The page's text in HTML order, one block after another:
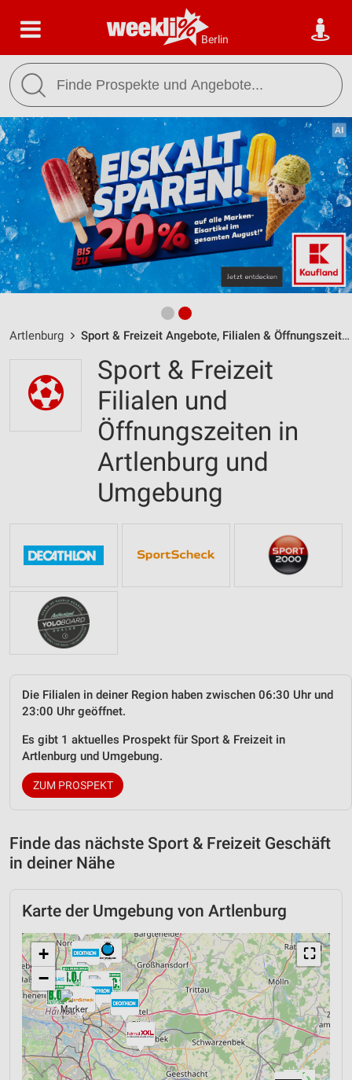
Berlin
Artlenburg Sport & Freizeit Angebote, Filialen & Öffnungszeiten
Sport & Freizeit
Filialen und
Öffnungszeiten in
Artlenburg und
Umgebung
Die Filialen in deiner Region haben zwischen 06:30 Uhr und
23:00 Uhr geöffnet.
Es gibt 1 aktuelles Prospekt für Sport & Freizeit in
Artlenburg und Umgebung.
ZUM PROSPEKT
Finde das nächste Sport & Freizeit Geschäft
in deiner Nähe
Karte der Umgebung von Artlenburg
⛶
+
−